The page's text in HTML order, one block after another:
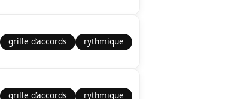
grille d’accords rythmique
grille d’accords rythmique